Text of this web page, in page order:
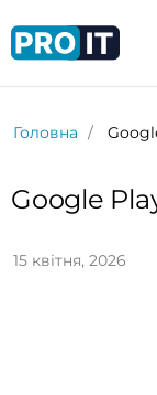
Головна
Google
15 квітня, 2026